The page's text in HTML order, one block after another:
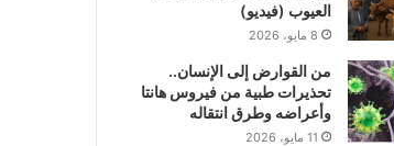
العيوب (فيديو)
8 مايو، 2026
من القوارض إلى الإنسان..
تحذيرات طبية من فيروس هانتا
وأعراضه وطرق انتقاله
11 مايو، 2026